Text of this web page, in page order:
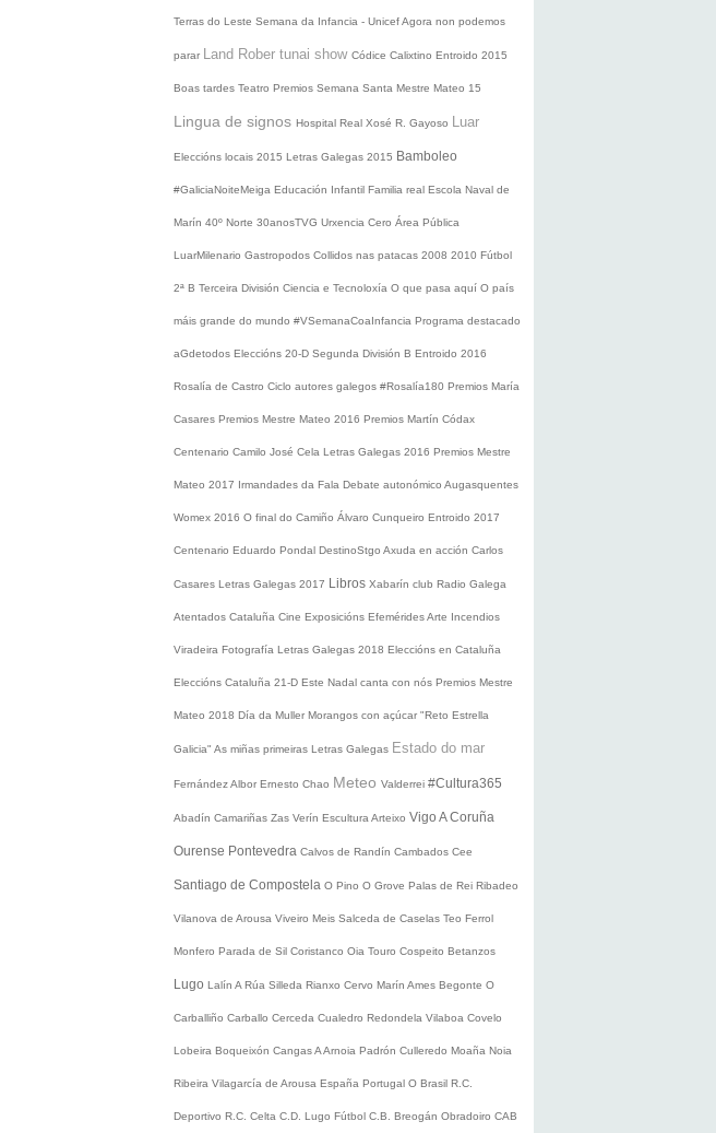
Terras do Leste Semana da Infancia - UnicefAgora non podemos
parar Land Rober tunai show Códice Calixtino Entroido 2015
Boas tardes Teatro Premios Semana Santa Mestre Mateo 15
Lingua de signos Hospital Real Xosé R. Gayoso Luar
Eleccións locais 2015 Letras Galegas 2015 Bamboleo
#GaliciaNoiteMeiga Educación Infantil Familia real Escola Naval de
Marín 40º Norte 30anosTVG Urxencia Cero Área Pública
LuarMilenario Gastropodos Collidos nas patacas 2008 2010 Fútbol
2ª B Terceira División Ciencia e Tecnoloxía O que pasa aquí O país
máis grande do mundo #VSemanaCoaInfancia Programa destacado
aGdetodos Eleccións 20-D Segunda División B Entroido 2016
Rosalía de Castro Ciclo autores galegos #Rosalía180 Premios María
Casares Premios Mestre Mateo 2016 Premios Martín Códax
Centenario Camilo José Cela Letras Galegas 2016 Premios Mestre
Mateo 2017 Irmandades da Fala Debate autonómico Augasquentes
Womex 2016 O final do Camiño Álvaro Cunqueiro Entroido 2017
Centenario Eduardo Pondal DestinoStgo Axuda en acción Carlos
Casares Letras Galegas 2017 Libros Xabarín club Radio Galega
Atentados Cataluña Cine Exposicións EfeméridesArte Incendios
Viradeira Fotografía Letras Galegas 2018 Eleccións en Cataluña
Eleccións Cataluña 21-D Este Nadal canta con nós Premios Mestre
Mateo 2018 Día da Muller Morangos con açúcar "Reto Estrella
Galicia" As miñas primeiras Letras Galegas Estado do mar
Fernández Albor Ernesto Chao Meteo Valderrei #Cultura365
Abadín Camariñas Zas Verín Escultura Arteixo Vigo A Coruña
Ourense Pontevedra Calvos de Randín Cambados Cee
Santiago de Compostela O Pino O Grove Palas de Rei Ribadeo
Vilanova de Arousa Viveiro Meis Salceda de Caselas Teo Ferrol
Monfero Parada de Sil Coristanco Oia Touro Cospeito Betanzos
Lugo Lalín A Rúa Silleda Rianxo Cervo Marín Ames Begonte O
Carballiño Carballo Cerceda Cualedro Redondela Vilaboa Covelo
Lobeira Boqueixón CangasA Arnoia Padrón Culleredo Moaña Noia
Ribeira Vilagarcía de Arousa España Portugal O Brasil R.C.
Deportivo R.C. Celta C.D. Lugo Fútbol C.B. Breogán Obradoiro CAB